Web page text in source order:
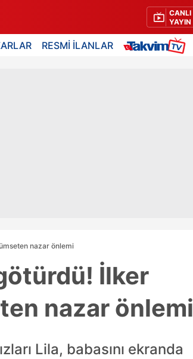
CANLI
YAYIN
RESMİ İLANLAR
nazar önlemi
İlker
nazar önlemi
Lila, babasını ekranda